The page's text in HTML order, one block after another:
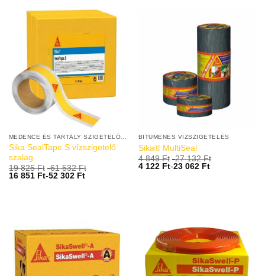
MEDENCE ÉS TARTÁLY SZIGETELŐ ANYAGOK
Sika SealTape S vízszigetelő
szalag
19 825Ft -61 532Ft
16 851 Ft-52 302 Ft
BITUMENES VÍZSZIGETELÉS
Sika® MultiSeal
4 849Ft -27 132Ft
4 122 Ft-23 062 Ft